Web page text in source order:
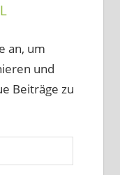
an, um
und
Beiträge zu